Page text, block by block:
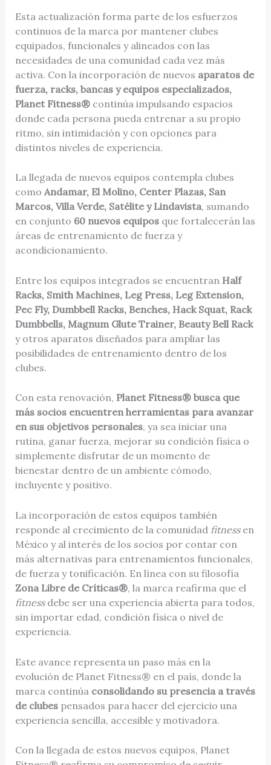
Esta actualización forma parte de los esfuerzos
continuos de la marca por mantener clubes
equipados, funcionales y alineados con las
necesidades de una comunidad cada vez más
activa. Con la incorporación de nuevos aparatos de
fuerza, racks, bancas y equipos especializados,
Planet Fitness®continúa impulsando espacios
donde cada persona pueda entrenar a su propio
ritmo, sin intimidación y con opciones para
distintos niveles de experiencia.
La llegada de nuevos equipos contempla clubes
como Andamar, El Molino, Center Plazas, San
Marcos, Villa Verde, Satélite y Lindavista, sumando
en conjunto 60 nuevos equiposque fortalecerán las
áreas de entrenamiento de fuerza y
acondicionamiento.
Entre los equipos integrados se encuentran Half
Racks, Smith Machines, Leg Press, Leg Extension,
Pec Fly, Dumbbell Racks, Benches, Hack Squat, Rack
Dumbbells, Magnum Glute Trainer, Beauty Bell Rack
y otros aparatos diseñados para ampliar las
posibilidades de entrenamiento dentro de los
clubes.
Con esta renovación, Planet Fitness® busca que
más socios encuentren herramientas para avanzar
en sus objetivos personales, ya sea iniciar una
rutina, ganar fuerza, mejorar su condición física o
simplemente disfrutar de un momento de
bienestar dentro de un ambiente cómodo,
incluyente y positivo.
La incorporación de estos equipos también
responde al crecimiento de la comunidadfitness en
México y al interés de los socios por contar con
más alternativas para entrenamientos funcionales,
de fuerza y tonificación. En línea con su filosofía
Zona Libre de Críticas®, la marca reafirma que el
fitnessdebe ser una experiencia abierta para todos,
sin importar edad, condición física o nivel de
experiencia.
Este avance representa un paso más en la
evolución de Planet Fitness® en el país, donde la
marca continúa consolidando su presencia a través
de clubes pensados para hacer del ejercicio una
experiencia sencilla, accesible y motivadora.
Con la llegada de estos nuevos equipos, Planet